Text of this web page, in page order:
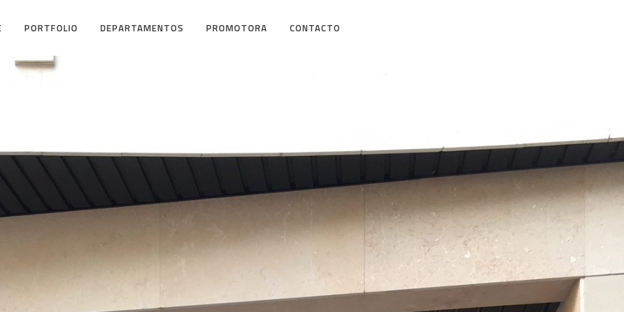
PORTFOLIO DEPARTAMENTOS PROMOTORA CONTACTO